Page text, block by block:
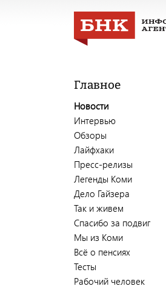
Главное
Новости
Интервью
Обзоры
Лайфхаки
Пресс-релизы
Легенды Коми
Дело Гайзера
Так и живем
Спасибо за подвиг
Мы из Коми
Всё о пенсиях
Тесты
Рабочий человек